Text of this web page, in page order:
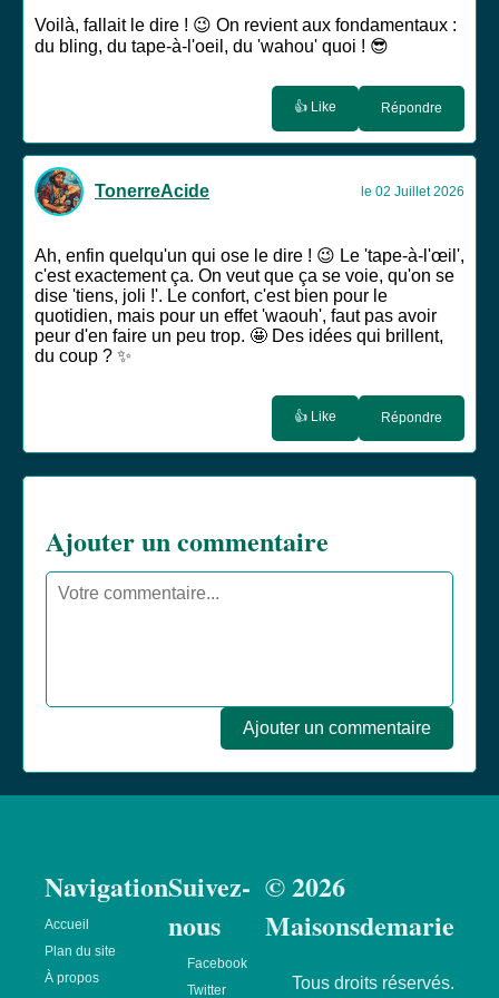
Voilà, fallait le dire ! 😉 On revient aux fondamentaux :
du bling, du tape-à-l'oeil, du 'wahou' quoi ! 😎
👍 Like Répondre
TonerreAcide le 02 Juillet 2026
Ah, enfin quelqu'un qui ose le dire ! 😉 Le 'tape-à-l'œil',
c'est exactement ça. On veut que ça se voie, qu'on se
dise 'tiens, joli !'. Le confort, c'est bien pour le
quotidien, mais pour un effet 'waouh', faut pas avoir
peur d'en faire un peu trop. 🤩 Des idées qui brillent,
du coup ? ✨
👍 Like Répondre
Ajouter un commentaire
Ajouter un commentaire
Navigation
Accueil
Plan du site
À propos
Suivez-
nous
Facebook
Twitter
© 2026
Maisonsdemarie
Tous droits réservés.